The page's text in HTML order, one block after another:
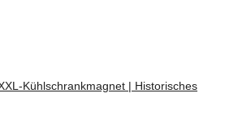
Kühlschrankmagnet | Historisches